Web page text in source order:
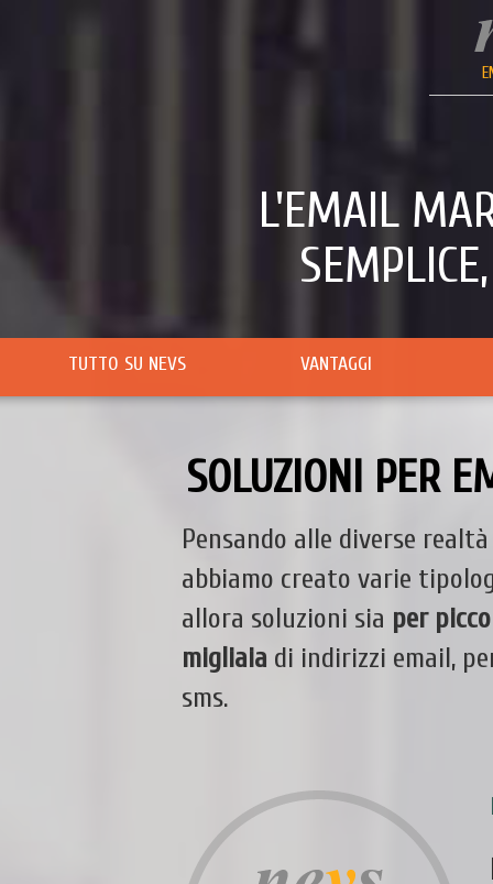
L'EMAIL
TUTTO SU NEVS VANTAGGI
SOLUZIONI PER
Pensando alle diverse
abbiamo creato varie
allora soluzioni sia per
migliaia di indirizzi email,
sms.